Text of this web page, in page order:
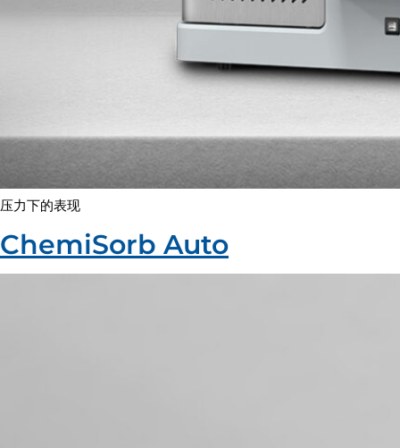
压力下的表现
ChemiSorb Auto